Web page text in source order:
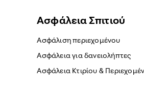
Ασφάλεια Σπιτιού
Ασφάλιση περιεχομένου
Ασφάλεια για δανειολήπτες
Ασφάλεια Κτιρίου &